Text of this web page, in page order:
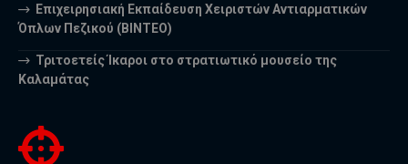
Επιχειρησιακή Εκπαίδευση Χειριστών Αντιαρματικών
Όπλων Πεζικού (ΒΙΝΤΕΟ)
Τριτοετείς Ίκαροι στο στρατιωτικό μουσείο της
Καλαμάτας